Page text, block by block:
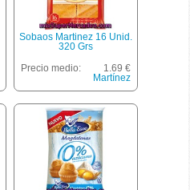
Sobaos Martinez 16 Unid.
320 Grs
Precio medio:
1.69 €
Martínez